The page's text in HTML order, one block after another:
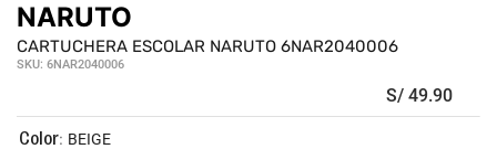
NARUTO
CARTUCHERA ESCOLAR NARUTO 6NAR2040006
SKU: 6NAR2040006
S/ 49.90
: BEIGE